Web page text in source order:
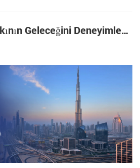
Gitex 2024'te Baskının Geleceğini Deneyimleyin: Xiamen CASHINO'ya Katılın